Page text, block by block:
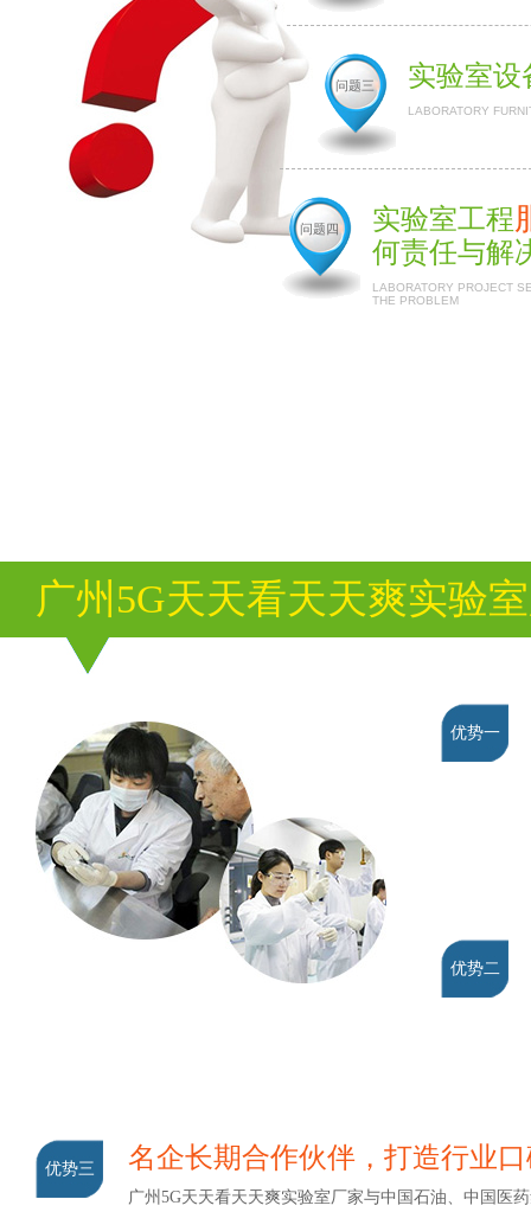
问题三 实验室设
LABORATORY
问题四 实验室工程
何责任与解
LABORATORY PROJECT
THE PROBLEM
广州5G天天看天天爽实验
优势一
优势二
优势三 名企长期合作伙伴，打造行业
广州5G天天看天天爽实验室厂家与中国石油、中国医药